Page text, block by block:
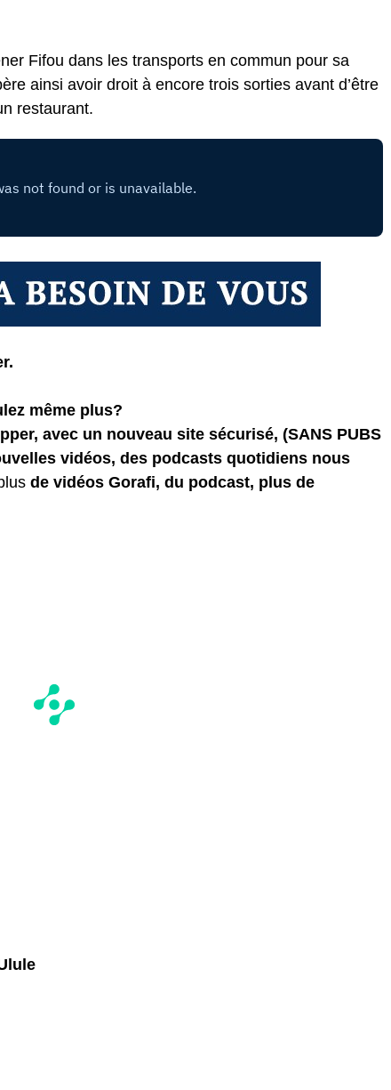
Fifou dans les transports en commun pour sa
ainsi avoir droit à encore trois sorties avant d’être
restaurant.
même plus?
avec un nouveau site sécurisé, (SANS PUBS
vidéos, des podcasts quotidiens nous
de vidéos Gorafi, du podcast, plus de